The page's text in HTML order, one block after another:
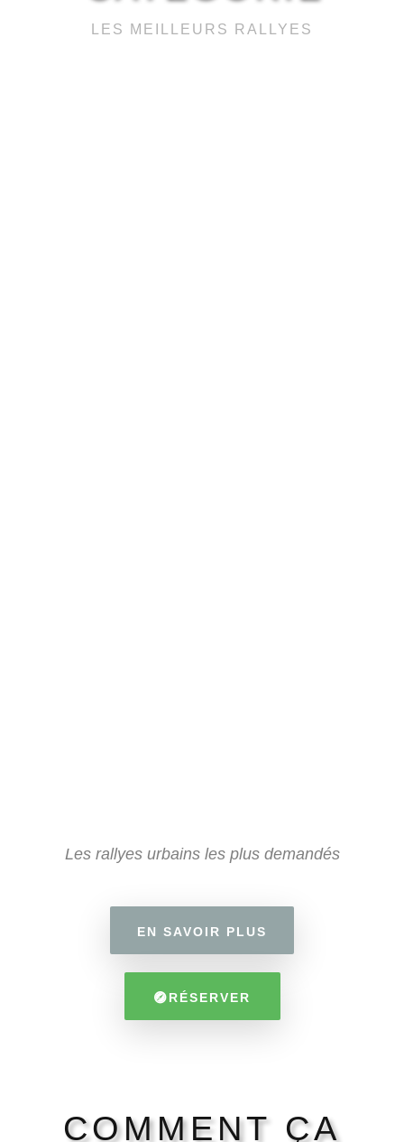
LES MEILLEURS RALLYES
Les rallyes urbains les plus demandés
EN SAVOIR PLUS
RÉSERVER
COMMENT ÇA